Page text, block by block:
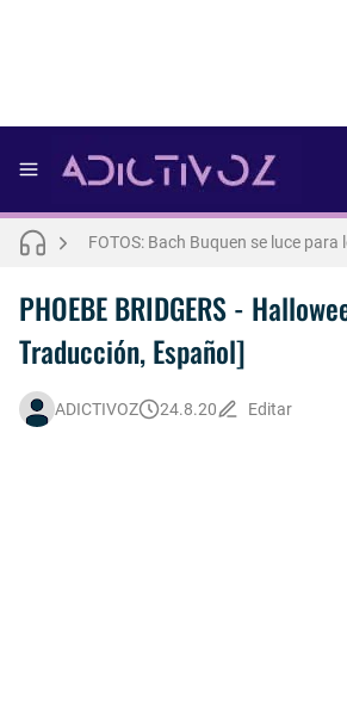
PHOEBE BRIDGERS -
Traducción, Español]
ADICTIVOZ 24.8.20 Editar